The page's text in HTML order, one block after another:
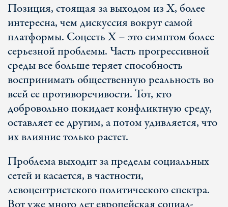
Позиция, стоящая за выходом из Х, более
интересна, чем дискуссия вокруг самой
платформы. Соцсеть X – это симптом более
серьезной проблемы. Часть прогрессивной
среды все больше теряет способность
воспринимать общественную реальность во
всей ее противоречивости. Тот, кто
добровольно покидает конфликтную среду,
оставляет ее другим, а потом удивляется, что
их влияние только растет.
Проблема выходит за пределы социальных
сетей и касается, в частности,
левоцентристского политического спектра.